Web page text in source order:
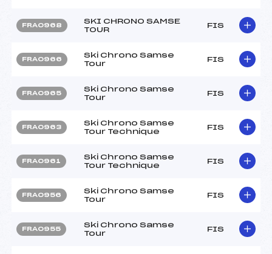
FRA0968
SKI CHRONO SAMSE
TOUR
FIS
FRA0966
Ski Chrono Samse
Tour
FIS
FRA0965
Ski Chrono Samse
Tour
FIS
FRA0963
Ski Chrono Samse
Tour Technique
FIS
FRA0961
Ski Chrono Samse
Tour Technique
FIS
FRA0956
Ski Chrono Samse
Tour
FIS
FRA0955
Ski Chrono Samse
Tour
FIS